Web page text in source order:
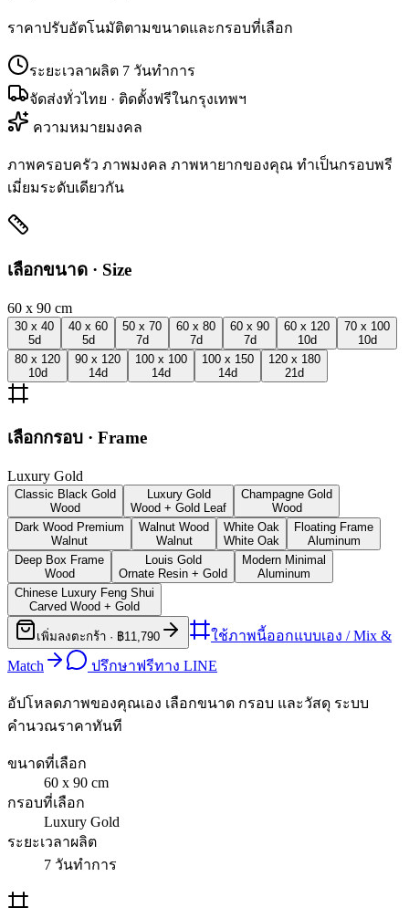
ราคาปรับอัตโนมัติตามขนาดและกรอบที่เลือก
ระยะเวลาผลิต 7 วันทำการ
จัดส่งทั่วไทย · ติดตั้งฟรีในกรุงเทพฯ
ความหมายมงคล
ภาพครอบครัว ภาพมงคล ภาพหายากของคุณ ทำเป็นกรอบพรี
เมี่ยมระดับเดียวกัน
เลือกขนาด · Size
60 x 90 cm
30 x 40
5d
40 x 60
5d
50 x 70
7d
60 x 80
7d
60 x 90
7d
60 x 120
10d
70 x 100
10d
80 x 120
10d
90 x 120
14d
100 x 100
14d
100 x 150
14d
120 x 180
21 d
เลือกกรอบ · Frame
Luxury Gold
Classic Black Gold
Wood
Luxury Gold
Wood + Gold Leaf
Champagne Gold
Wood
Dark Wood Premium
Walnut
Walnut Wood
Walnut
White Oak
White Oak
Floating Frame
Aluminum
Deep Box Frame
Wood
Louis Gold
Ornate Resin + Gold
Modern Minimal
Aluminum
Chinese Luxury Feng Shui
Carved Wood + Gold
เพิ่มลงตะกร้า · ฿11,790
ใช้ภาพนี้ออกแบบเอง / Mix &
Match
ปรึกษาฟรีทาง LINE
อัปโหลดภาพของคุณเอง เลือกขนาด กรอบ และวัสดุ ระบบ
คำนวณราคาทันที
ขนาดที่เลือก
60 x 90 cm
กรอบที่เลือก
Luxury Gold
ระยะเวลาผลิต
7 วันทำการ